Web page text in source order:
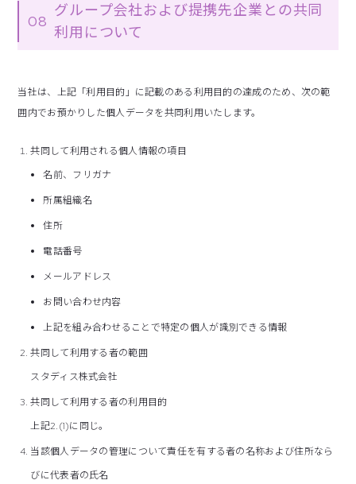
08
グループ会社および提携先企業との共同
利用について
当社は、上記「利用目的」に記載のある利用目的の達成のため、次の範
囲内でお預かりした個人データを共同利用いたします。
共同して利用される個人情報の項目
名前、フリガナ
所属組織名
住所
電話番号
メールアドレス
お問い合わせ内容
上記を組み合わせることで特定の個人が識別できる情報
共同して利用する者の範囲
スタディス株式会社
共同して利用する者の利用目的
上記2.(1)に同じ。
当該個人データの管理について責任を有する者の名称および住所なら
びに代表者の氏名